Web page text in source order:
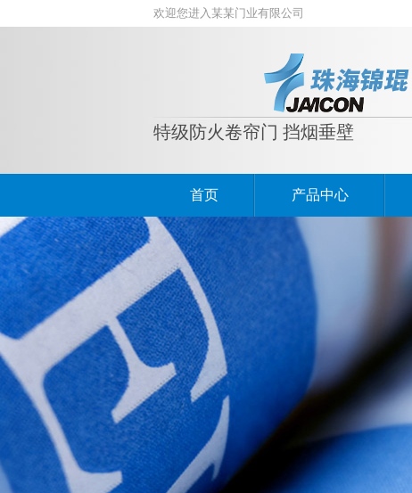
欢迎您进入某某门业有限公司
特级防火卷帘门 挡烟垂壁
首页 产品中心